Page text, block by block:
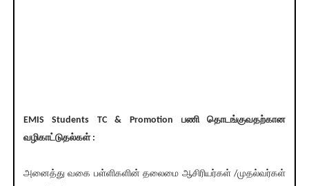
EMIS Students TC & Promotion பணி தொடங்குவதற்கான
வழிகாட்டுதல்கள் :
அனைத்து வகை பள்ளிகளின் தலைமை ஆசிரியர்கள் /முதல்வர்கள்